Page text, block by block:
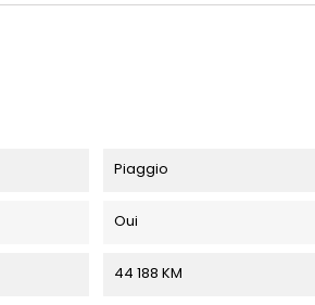
Piaggio
Oui
44 188 KM